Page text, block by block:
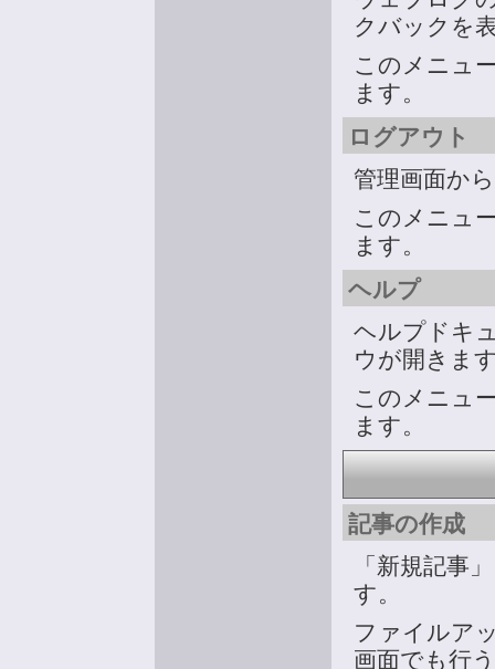
クバックを
このメニュ
ます。
ログアウト
管理画面か
このメニュ
ます。
ヘルプ
ヘルプドキ
ウが開きま
このメニュ
ます。
記事の作成
「新規記事
す。
ファイルア
画面でも行